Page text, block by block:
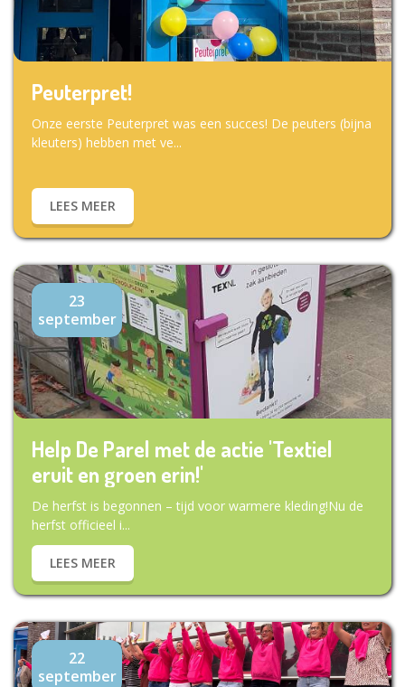
Peuterpret!
Onze eerste Peuterpret was een succes! De peuters (bijna
kleuters) hebben met ve...
LEES MEER
23
september
Help De Parel met de actie 'Textiel
eruit en groen erin!'
De herfst is begonnen – tijd voor warmere kleding!Nu de
herfst officieel i...
LEES MEER
22
september